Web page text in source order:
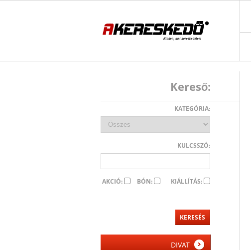
Kereső:
KATEGÓRIA:
KULCSSZÓ:
AKCIÓ: BÓN: KIÁLLÍTÁS:
DIVAT